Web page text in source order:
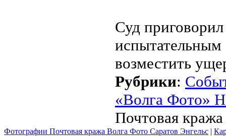
Суд
испытательным
возместить
Рубрики:
«Волга Фото»
Почтовая кража
Фотографии Почтовая кража Волга Фото Саратов Энгельс |